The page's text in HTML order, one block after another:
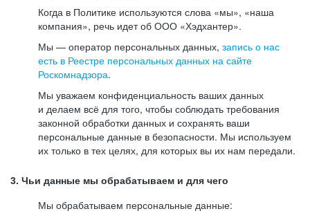
Когда в Политике используются слова «мы», «наша
компания», речь идет об ООО «Хэдхантер».
Мы — оператор персональных данных, запись о нас
есть в Реестре персональных данных на сайте
Роскомнадзора.
Мы уважаем конфиденциальность ваших данных
и делаем всё для того, чтобы соблюдать требования
законной обработки данных и сохранять ваши
персональные данные в безопасности. Мы используем
их только в тех целях, для которых вы их нам передали.
3. Чьи данные мы обрабатываем и для чего
Мы обрабатываем персональные данные: